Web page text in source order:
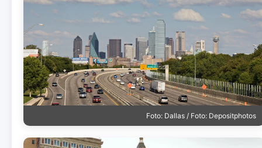
Foto: Dallas / Foto: Depositphotos